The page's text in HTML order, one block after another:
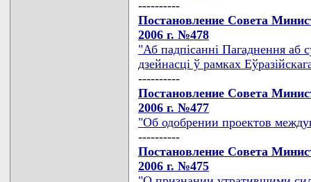
----------
Постановление Совета
2006 г. №478
"Аб падпiсаннi Пагаднення аб
дзейнасцi ў рамках
----------
Постановление Совета
2006 г. №477
"Об одобрении проектов
----------
Постановление Совета
2006 г. №475